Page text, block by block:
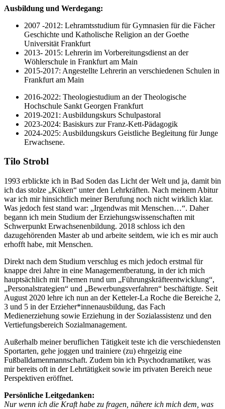
Ausbildung und Werdegang:
2007 -2012: Lehramtsstudium für Gymnasien für die Fächer
Geschichte und Katholische Religion an der Goethe
Universität Frankfurt
2013- 2015: Lehrerin im Vorbereitungsdienst an der
Wöhlerschule in Frankfurt am Main
2015-2017: Angestellte Lehrerin an verschiedenen Schulen in
Frankfurt am Main
2016-2022: Theologiestudium an der Theologische
Hochschule Sankt Georgen Frankfurt
2019-2021: Ausbildungskurs Schulpastoral
2023-2024: Basiskurs zur Franz-Kett-Pädagogik
2024-2025: Ausbildungskurs Geistliche Begleitung für Junge
Erwachsene.
Tilo Strobl
1993 erblickte ich in Bad Soden das Licht der Welt und ja, damit bin
ich das stolze „Küken“ unter den Lehrkräften. Nach meinem Abitur
war ich mir hinsichtlich meiner Berufung noch nicht wirklich klar.
Was jedoch fest stand war: „Irgendwas mit Menschen…“. Daher
begann ich mein Studium der Erziehungswissenschaften mit
Schwerpunkt Erwachsenenbildung. 2018 schloss ich den
dazugehörenden Master ab und arbeite seitdem, wie ich es mir auch
erhofft habe, mit Menschen.
Direkt nach dem Studium verschlug es mich jedoch erstmal für
knappe drei Jahre in eine Managementberatung, in der ich mich
hauptsächlich mit Themen rund um „Führungskräfteentwicklung“,
„Personalstrategien“ und „Bewerbungsverfahren“ beschäftigte. Seit
August 2020 lehre ich nun an der Ketteler-La Roche die Bereiche 2,
3 und 5 in der Erzieher*innenausbildung, das Fach
Medienerziehung sowie Erziehung in der Sozialassistenz und den
Vertiefungsbereich Sozialmanagement.
Außerhalb meiner beruflichen Tätigkeit teste ich die verschiedensten
Sportarten, gehe joggen und trainiere (zu) ehrgeizig eine
Fußballdamenmannschaft. Zudem bin ich Psychodramatiker, was
mir bereits oft in der Lehrtätigkeit sowie im privaten Bereich neue
Perspektiven eröffnet.
Persönliche Leitgedanken:
Nur wenn ich die Kraft habe zu fragen, nähere ich mich dem, was